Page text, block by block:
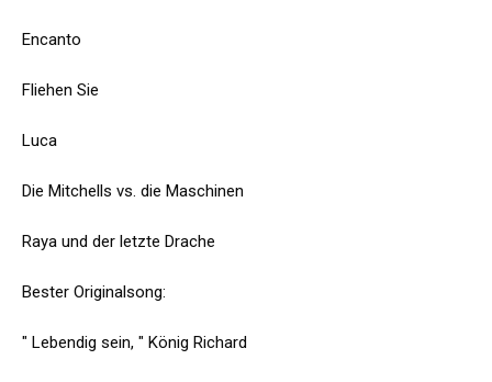
Encanto
Fliehen Sie
Luca
Die Mitchells vs. die Maschinen
Raya und der letzte Drache
Bester Originalsong:
" Lebendig sein, " König Richard